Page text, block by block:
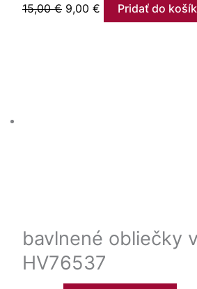
15,00€ 9,00 € Pridať do
bavlnené obliečky
HV76537